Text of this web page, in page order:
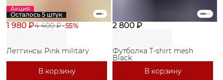
Акция
Осталось 5 штук
1 980 ₽4 400 ₽−55%
Леггинсы Pink military
В корзину
2 800 ₽
Футболка T-shirt mesh
Black
В корзину